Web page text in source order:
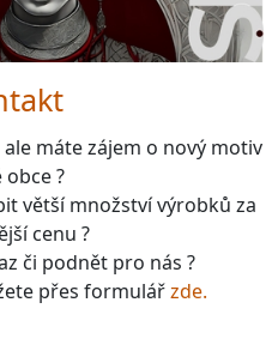
máte zájem o nový motiv
obce ?
větší množství výrobků za
cenu ?
či podnět pro nás ?
přes formulářzde.